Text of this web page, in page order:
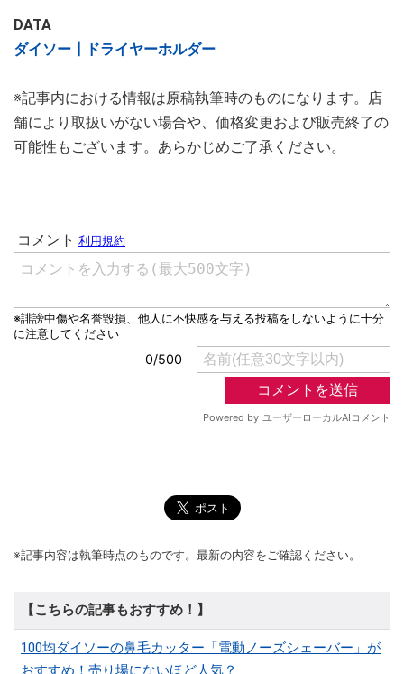
DATA
ダイソー┃ドライヤーホルダー
※記事内における情報は原稿執筆時のものになります。店
舗により取扱いがない場合や、価格変更および販売終了の
可能性もございます。あらかじめご了承ください。
※記事内容は執筆時点のものです。最新の内容をご確認ください。
【こちらの記事もおすすめ！】
100均ダイソーの鼻毛カッター「電動ノーズシェーバー」が
おすすめ！売り場にないほど人気？